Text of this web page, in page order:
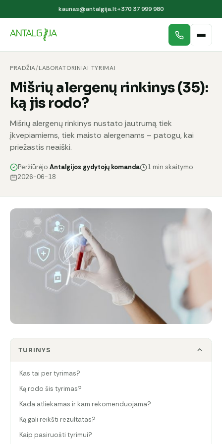
kaunas@antalgija.lt+370 37 999 980
PRADŽIA/LABORATORINIAI TYRIMAI
Mišrių alergenų rinkinys (35):
ką jis rodo?
Mišrių alergenų rinkinys nustato jautrumą tiek
įkvepiamiems, tiek maisto alergenams – patogu, kai
priežastis neaiški.
Peržiūrėjo Antalgijos gydytojų komanda
1 min skaitymo
2026-06-18
TURINYS
Kas tai per tyrimas?
Ką rodo šis tyrimas?
Kada atliekamas ir kam rekomenduojama?
Ką gali reikšti rezultatas?
Kaip pasiruošti tyrimui?